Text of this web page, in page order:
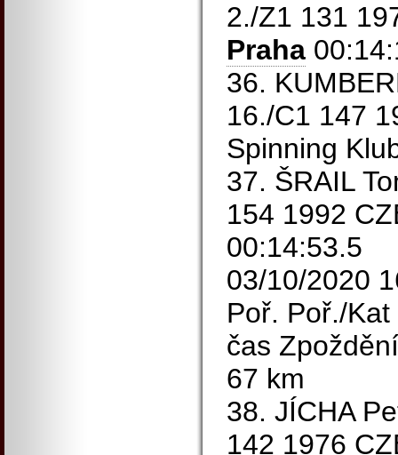
2./Z1 131
Praha
36.
16./C1 147
Spinning
37. ŠRAIL
154 1992
00:14:53.5
03/10/2020
Poř. Poř./
čas
67 km
38. JÍCHA
142 1976